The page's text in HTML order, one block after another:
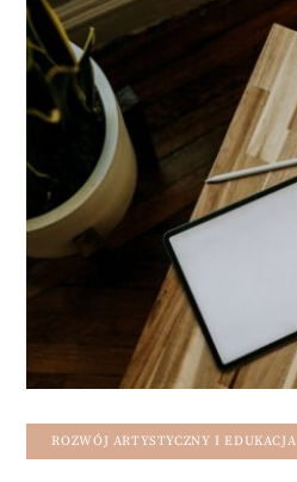
ROZWÓJ ARTYSTYCZNY I EDUKACJA